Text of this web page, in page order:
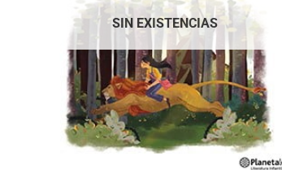
SIN EXISTENCIAS